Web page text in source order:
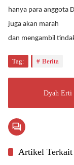
hanya para anggota
juga akan marah
dan mengambil
Tag: Berita
Dyah Erti
Artikel Terkait